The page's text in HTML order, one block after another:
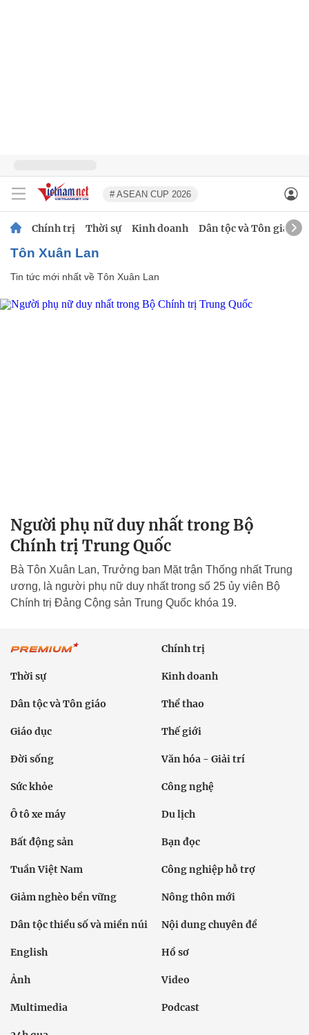
# ASEAN CUP 2026
Chính trị Thời sự Kinh doanh Dân tộc và Tôn giáo
Tôn Xuân Lan
Tin tức mới nhất về Tôn Xuân Lan
Người phụ nữ duy nhất trong Bộ
Chính trị Trung Quốc
Bà Tôn Xuân Lan, Trưởng ban Mặt trận Thống nhất Trung
ương, là người phụ nữ duy nhất trong số 25 ủy viên Bộ
Chính trị Đảng Cộng sản Trung Quốc khóa 19.
Chính trị
Thời sự Kinh doanh
Dân tộc và Tôn giáo Thể thao
Giáo dục Thế giới
Đời sống Văn hóa - Giải trí
Sức khỏe Công nghệ
Ô tô xe máy Du lịch
Bất động sản Bạn đọc
Tuần Việt Nam Công nghiệp hỗ trợ
Giảm nghèo bền vững Nông thôn mới
Dân tộc thiểu số và miền núi Nội dung chuyên đề
English Hồ sơ
Ảnh Video
Multimedia Podcast